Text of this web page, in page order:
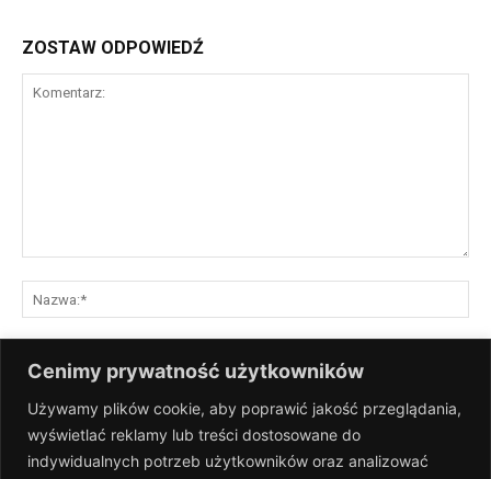
Cenimy prywatność użytkowników
Używamy plików cookie, aby poprawić jakość przeglądania,
wyświetlać reklamy lub treści dostosowane do
indywidualnych potrzeb użytkowników oraz analizować
ZOSTAW ODPOWIEDŹ
Zapisz moje nazwisko, adres e-mail i stronę internetową w tej